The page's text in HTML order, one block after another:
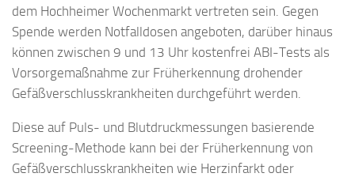
dem Hochheimer Wochenmarkt vertreten sein. Gegen
Spende werden Notfalldosen angeboten, darüber hinaus
können zwischen 9 und 13 Uhr kostenfrei ABI-Tests als
Vorsorgemaßnahme zur Früherkennung drohender
Gefäßverschlusskrankheiten durchgeführt werden.
Diese auf Puls- und Blutdruckmessungen basierende
Screening-Methode kann bei der Früherkennung von
Gefäßverschlusskrankheiten wie Herzinfarkt oder